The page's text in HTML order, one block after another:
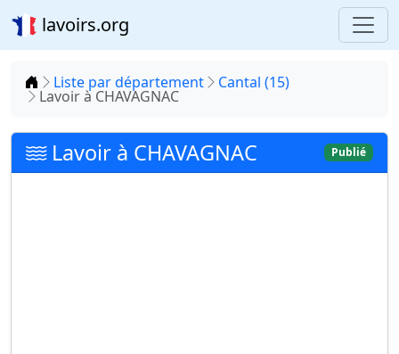
lavoirs.org
Accueil
Liste par département Cantal (15)
Lavoir à CHAVAGNAC
Lavoir à CHAVAGNAC Publié